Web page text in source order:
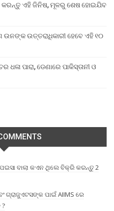
କରନ୍ତୁ ଏହି ଜିନିଷ, ମୂଳରୁ ଶେଷ ହୋଇଯିବ
ଉତ୍ତରାଧିକାରୀ ହେବେ ଏହି ୧୦
ପାରା, ଡେଣାରେ ପାକିସ୍ତାନୀ ଓ
ପଇସା ବାଲା କଏନ ଥିଲେ ବିକ୍ରି କରନ୍ତୁ 2
ଗ୍ରାଜୁଏଟସଙ୍କ ପାଇଁ AIIMS ରେ